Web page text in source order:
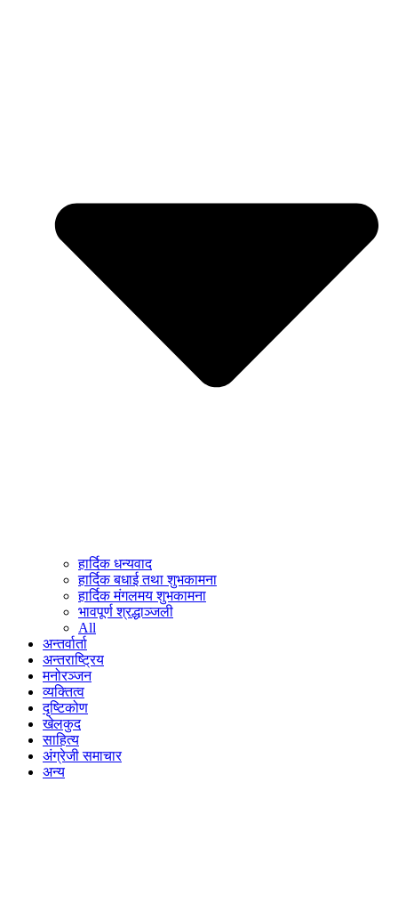
हार्दिक धन्यवाद
हार्दिक बधाई तथा शुभकामना
हार्दिक मंगलमय शुभकामना
भावपूर्ण श्रद्धाञ्जली
All
अन्तर्वार्ता
अन्तराष्ट्रिय
मनोरञ्जन
व्यक्तित्व
दृष्टिकोण
खेलकुद
साहित्य
अंग्रेजी समाचार
अन्य